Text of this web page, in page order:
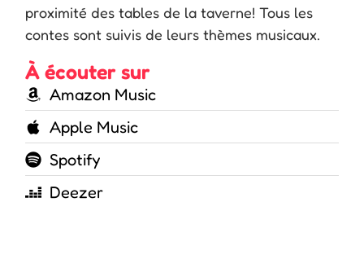
proximité des tables de la taverne! Tous les
contes sont suivis de leurs thèmes musicaux.
À écouter sur
Amazon Music
Apple Music
Spotify
Deezer